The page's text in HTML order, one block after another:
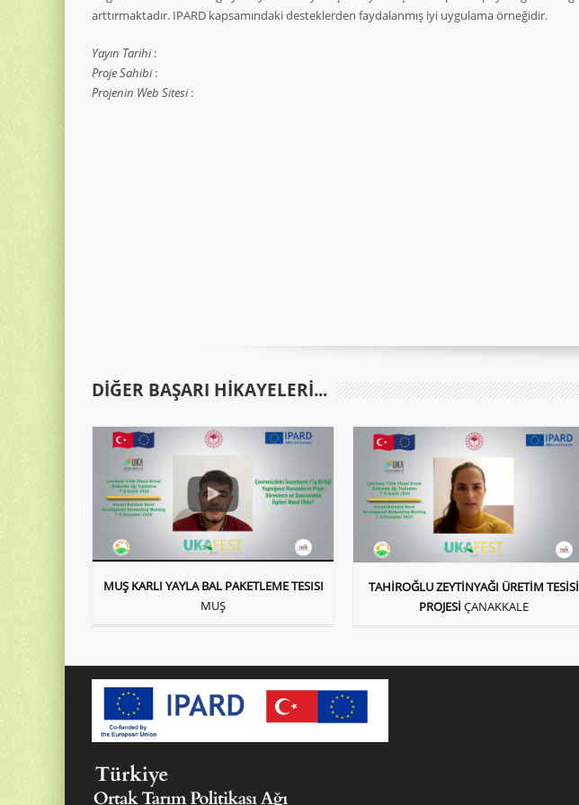
arttırmaktadır. IPARD kapsamındaki desteklerden faydalanmış iyi uygulama örneğidir.
Yayın Tarihi:
Proje Sahibi:
Projenin Web Sitesi:
DIĞER BAŞARI HIKAYELERI...
MUŞ KARLI YAYLA BAL PAKETLEME TESISI
MUŞ
TAHİROĞLU ZEYTİNYAĞI ÜRETİM TESİSİ
PROJESİ ÇANAKKALE